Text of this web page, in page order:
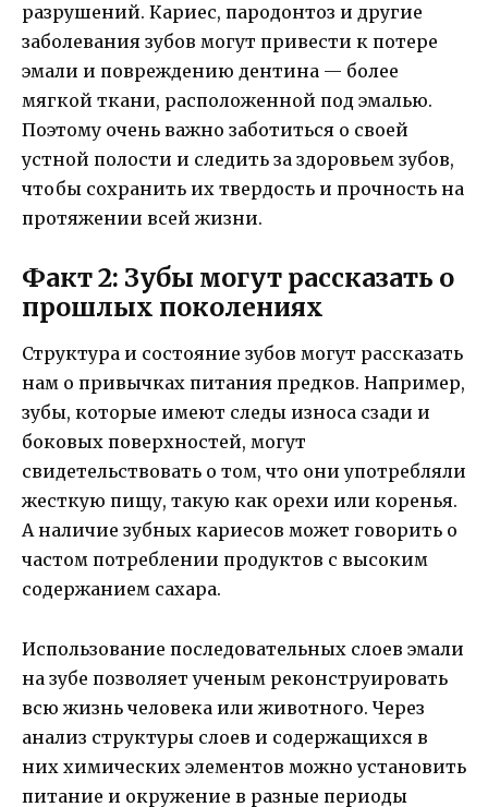
разрушений. Кариес, пародонтоз и другие
заболевания зубов могут привести к потере
эмали и повреждению дентина — более
мягкой ткани, расположенной под эмалью.
Поэтому очень важно заботиться о своей
устной полости и следить за здоровьем зубов,
чтобы сохранить их твердость и прочность на
протяжении всей жизни.
Факт 2: Зубы могут рассказать о
прошлых поколениях
Структура и состояние зубов могут рассказать
нам о привычках питания предков. Например,
зубы, которые имеют следы износа сзади и
боковых поверхностей, могут
свидетельствовать о том, что они употребляли
жесткую пищу, такую как орехи или коренья.
А наличие зубных кариесов может говорить о
частом потреблении продуктов с высоким
содержанием сахара.
Использование последовательных слоев эмали
на зубе позволяет ученым реконструировать
всю жизнь человека или животного. Через
анализ структуры слоев и содержащихся в
них химических элементов можно установить
питание и окружение в разные периоды